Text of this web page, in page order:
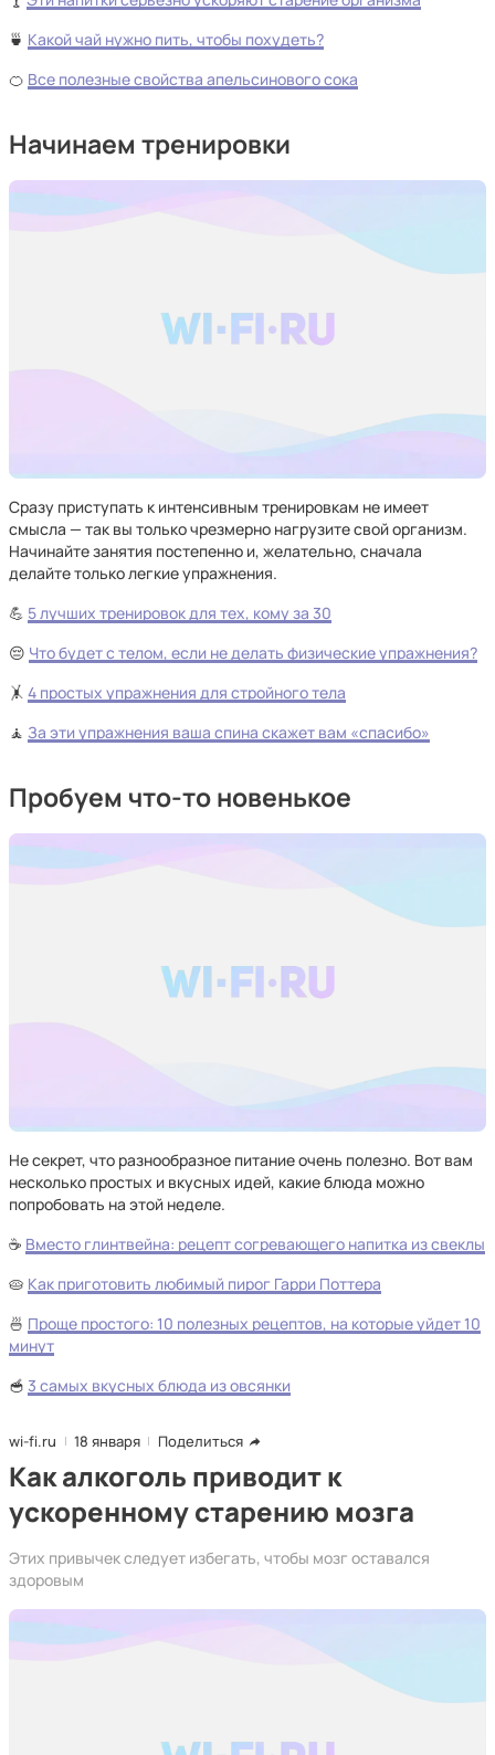
🍵 Какой чай нужно пить, чтобы похудеть?
🍊 Все полезные свойства апельсинового сока
Начинаем тренировки
Сразу приступать к интенсивным тренировкам не имеет
смысла — так вы только чрезмерно нагрузите свой организм.
Начинайте занятия постепенно и, желательно, сначала
делайте только легкие упражнения.
💪 5 лучших тренировок для тех, кому за 30
😔 Что будет с телом, если не делать физические упражнения?
🤸 4 простых упражнения для стройного тела
🧘 За эти упражнения ваша спина скажет вам «спасибо»
Пробуем что-то новенькое
Не секрет, что разнообразное питание очень полезно. Вот вам
несколько простых и вкусных идей, какие блюда можно
попробовать на этой неделе.
☕ Вместо глинтвейна: рецепт согревающего напитка из свеклы
🥧 Как приготовить любимый пирог Гарри Поттера
🍜 Проще простого: 10 полезных рецептов, на которые уйдет 10
минут
🥣 3 самых вкусных блюда из овсянки
wi-fi.ru 18 января Поделиться
Как алкоголь приводит к
ускоренному старению мозга
Этих привычек следует избегать, чтобы мозг оставался
здоровым